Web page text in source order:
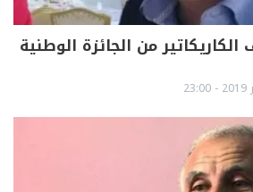
من الجائزة الوطنية